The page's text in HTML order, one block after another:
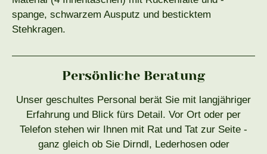
spange, schwarzem Ausputz und besticktem
Stehkragen.
Persönliche Beratung
Unser geschultes Personal berät Sie mit langjähriger
Erfahrung und Blick fürs Detail. Vor Ort oder per
Telefon stehen wir Ihnen mit Rat und Tat zur Seite -
ganz gleich ob Sie Dirndl, Lederhosen oder